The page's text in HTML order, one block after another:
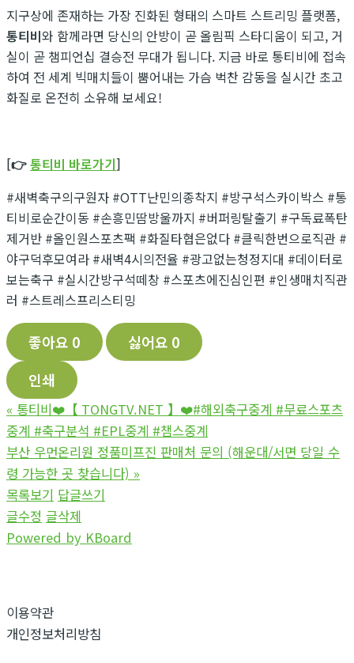
지구상에 존재하는 가장 진화된 형태의 스마트 스트리밍 플랫폼,
통티비와 함께라면 당신의 안방이 곧 올림픽 스타디움이 되고, 거
실이 곧 챔피언십 결승전 무대가 됩니다. 지금 바로 통티비에 접속
하여 전 세계 빅매치들이 뿜어내는 가슴 벅찬 감동을 실시간 초고
화질로 온전히 소유해 보세요!
[👉통티비 바로가기]
#새벽축구의구원자 #OTT난민의종착지 #방구석스카이박스 #통
티비로순간이동 #손흥민땀방울까지 #버퍼링탈출기 #구독료폭탄
제거반 #올인원스포츠팩 #화질타협은없다 #클릭한번으로직관 #
야구덕후모여라 #새벽4시의전율 #광고없는청정지대 #데이터로
보는축구 #실시간방구석떼창 #스포츠에진심인편 #인생매치직관
러 #스트레스프리스티밍
좋아요 0 싫어요 0
인쇄
« 통티비❤️【 TONGTV.NET 】❤️#해외축구중계 #무료스포츠
중계 #축구분석 #EPL중계 #챔스중계
부산 우먼온리원 정품미프진 판매처 문의 (해운대/서면 당일 수
령 가능한 곳 찾습니다) »
목록보기 답글쓰기
글수정 글삭제
Powered by KBoard
이용약관
개인정보처리방침